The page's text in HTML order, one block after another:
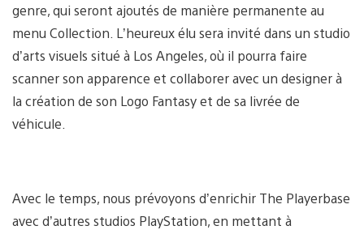
genre, qui seront ajoutés de manière permanente au
menu Collection. L’heureux élu sera invité dans un studio
d’arts visuels situé à Los Angeles, où il pourra faire
scanner son apparence et collaborer avec un designer à
la création de son Logo Fantasy et de sa livrée de
véhicule.
Avec le temps, nous prévoyons d’enrichir The Playerbase
avec d’autres studios PlayStation, en mettant à